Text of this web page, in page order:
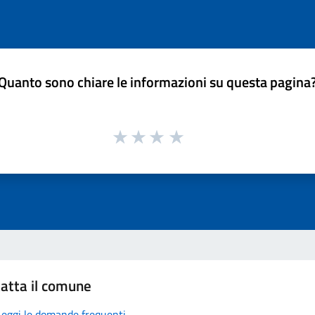
sono chiare le informazioni su questa
il comune